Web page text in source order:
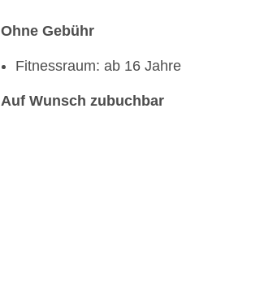
Ohne Gebühr
Fitnessraum: ab 16 Jahre
Auf Wunsch zubuchbar